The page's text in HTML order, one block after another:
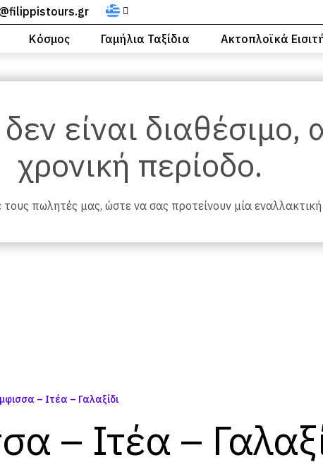
Κόσμος Γαμήλια Ταξίδια Ακτοπλοϊκά
είναι διαθέσιμο,
χρονική περίοδο.
τους πωλητές μας, ώστε να σας προτείνουν μία
– Ιτέα – Γαλαξίδι
– Ιτέα –